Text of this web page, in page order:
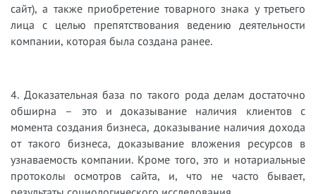
сайт), а также приобретение товарного знака у третьего
лица с целью препятствования ведению деятельности
компании, которая была создана ранее.
4. Доказательная база по такого рода делам достаточно
обширна – это и доказывание наличия клиентов с
момента создания бизнеса, доказывание наличия дохода
от такого бизнеса, доказывание вложения ресурсов в
узнаваемость компании. Кроме того, это и нотариальные
протоколы осмотров сайта, и, что не часто бывает,